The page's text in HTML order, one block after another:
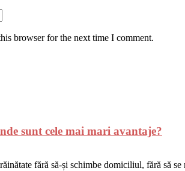
browser for the next time I comment.
sunt cele mai mari avantaje?
fără să-și schimbe domiciliul, fără să